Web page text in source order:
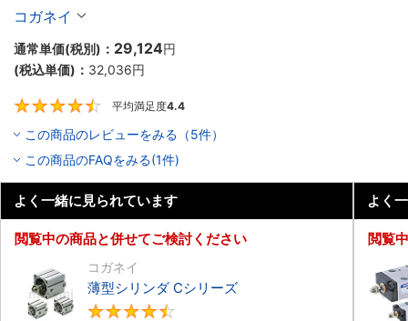
10個入り】
コガネイ
通常単価(税別)： 29,124円
(税込単価)： 32,036円
平均満足度4.4
この商品のレビューをみる（5件）
この商品のFAQをみる(1件)
よく一緒に見られています
閲覧中の商品と併せてご検討ください
コガネイ
薄型シリンダ Cシリーズ
よく
閲覧